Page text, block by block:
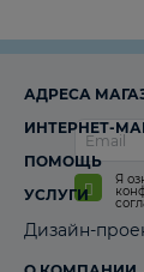
Я
АДРЕСА
ИНТЕРНЕТ-
ПОМОЩЬ
УСЛУГИ
Дизайн-